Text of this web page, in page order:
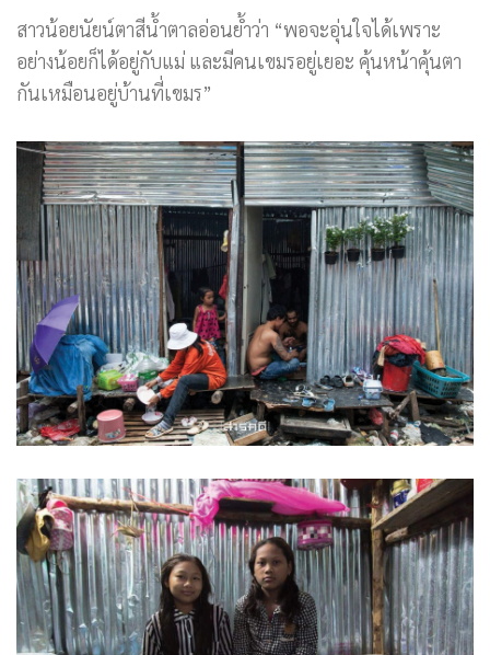
สาวน้อยนัยน์ตาสีน้ำตาลอ่อนย้ำว่า “พอจะอุ่นใจได้เพราะ
อย่างน้อยก็ได้อยู่กับแม่ และมีคนเขมรอยู่เยอะ คุ้นหน้าคุ้นตา
กันเหมือนอยู่บ้านที่เขมร”